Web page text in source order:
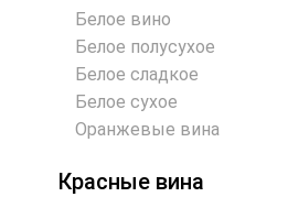
Белое вино
Белое полусухое
Белое сладкое
Белое сухое
Оранжевые вина
Красные вина